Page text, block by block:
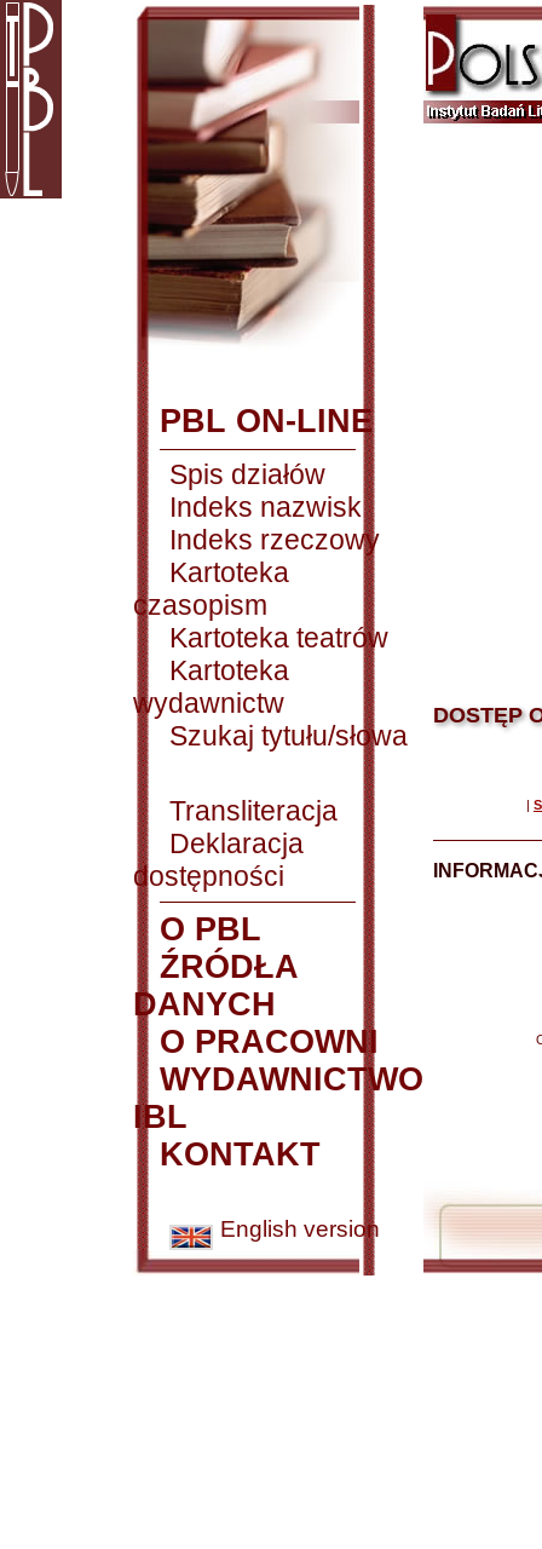
PBL ON-LINE
Spis działów
Indeks nazwisk
Indeks rzeczowy
Kartoteka
czasopism
Kartoteka teatrów
Kartoteka
wydawnictw
Szukaj tytułu/słowa
Transliteracja
Deklaracja
dostępności
O PBL
ŹRÓDŁA
DANYCH
O PRACOWNI
WYDAWNICTWO
IBL
KONTAKT
English version
DOSTĘP
|